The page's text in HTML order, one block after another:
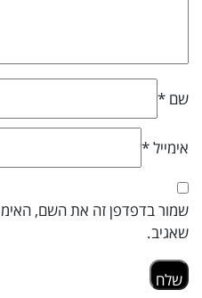
שם *
אימייל*
שמור בדפדפן זה את השם,
שאגיב.